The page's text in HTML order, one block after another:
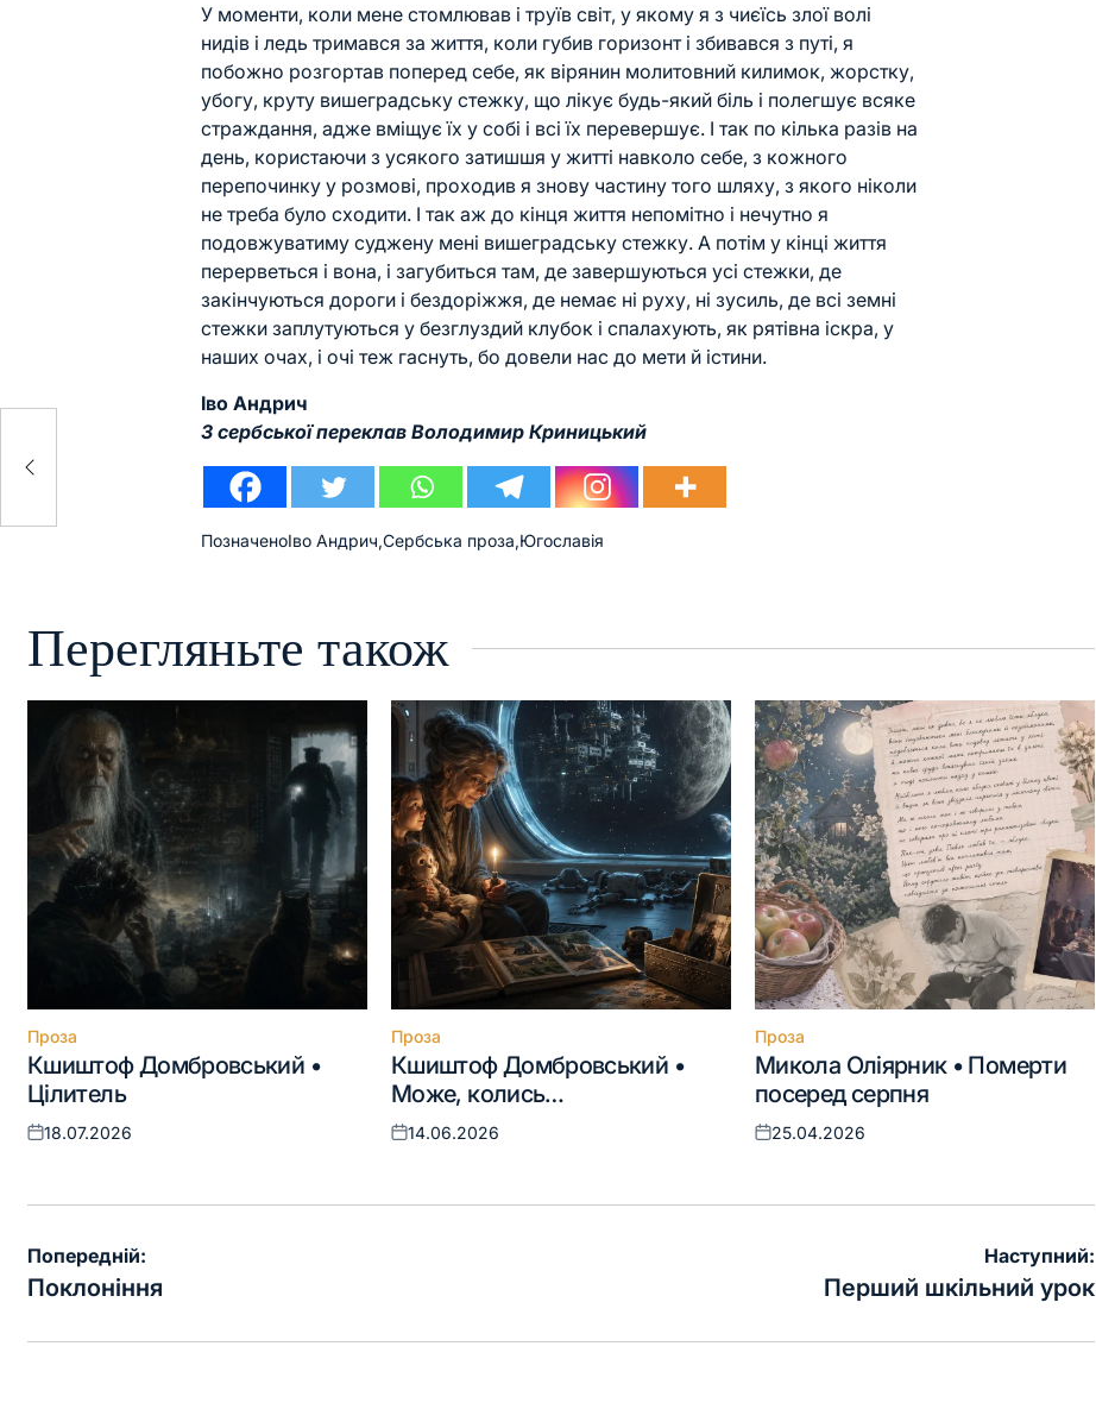
У моменти, коли мене стомлював і труїв світ, у якому я з чиєїсь злої волі
нидів і ледь тримався за життя, коли губив горизонт і збивався з путі, я
побожно розгортав поперед себе, як вірянин молитовний килимок, жорстку,
убогу, круту вишеградську стежку, що лікує будь-який біль і полегшує всяке
страждання, адже вміщує їх у собі і всі їх перевершує. І так по кілька разів на
день, користаючи з усякого затишшя у житті навколо себе, з кожного
перепочинку у розмові, проходив я знову частину того шляху, з якого ніколи
не треба було сходити. І так аж до кінця життя непомітно і нечутно я
подовжуватиму суджену мені вишеградську стежку. А потім у кінці життя
перерветься і вона, і загубиться там, де завершуються усі стежки, де
закінчуються дороги і бездоріжжя, де немає ні руху, ні зусиль, де всі земні
стежки заплутуються у безглуздий клубок і спалахують, як рятівна іскра, у
наших очах, і очі теж гаснуть, бо довели нас до мети й істини.
Іво Андрич
З сербської переклав Володимир Криницький
ПозначеноІво Андрич,Сербська проза,Югославія
Перегляньте також
Опублікувати
у
Проза
Кшиштоф Домбровський •
Цілитель
Оприлюднено
18.07.2026
Опублікувати
у
Проза
Кшиштоф Домбровський •
Може, колись…
Оприлюднено
14.06.2026
Опублікувати
у
Проза
Микола Оліярник • Померти
посеред серпня
Оприлюднено
25.04.2026
Навігація
записів
Попередній:
Поклоніння
Наступний:
Перший шкільний урок